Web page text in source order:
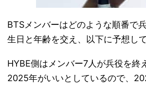
BTSメンバーはどのような順番で
生日と年齢を交え、以下に予想し
HYBE側はメンバー7人が兵役を終
2025年がいいとしているので、